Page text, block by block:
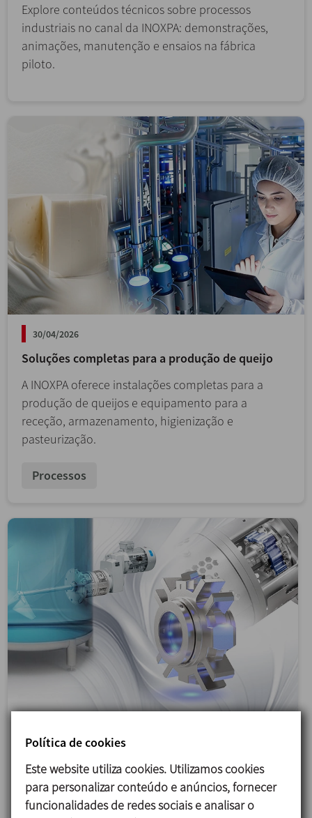
Explore conteúdos técnicos sobre processos
industriais no canal da INOXPA: demonstrações,
animações, manutenção e ensaios na fábrica
piloto.
30/04/2026
Soluções completas para a produção de queijo
A INOXPA oferece instalações completas para a
produção de queijos e equipamento para a
receção, armazenamento, higienização e
pasteurização.
Processos
Com a integração das novas opções de vedação, o
agitador lateral DINAMIX SMX proporciona maior
Política de cookies
Este website utiliza cookies. Utilizamos cookies
para personalizar conteúdo e anúncios, fornecer
funcionalidades de redes sociais e analisar o